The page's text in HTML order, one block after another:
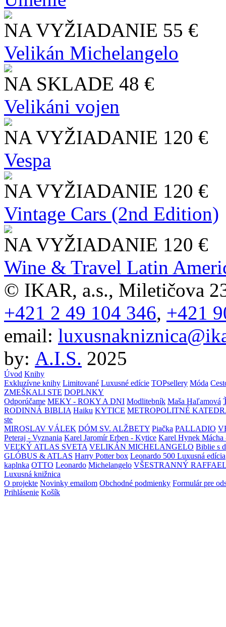
NA VYŽIADANIE 55 €
Velikán Michelangelo
NA SKLADE 48 €
Velikáni vojen
NA VYŽIADANIE 120 €
Vespa
NA VYŽIADANIE 120 €
Vintage Cars (2nd Edition)
NA VYŽIADANIE 120 €
Wine & Travel Latin
© IKAR, a.s., Miletičova
+421 2 49 104 346, +421
email:
by: A.I.S. 2025
Úvod Knihy
Exkluzívne knihy Limitované Luxusné edície TOPsellery Móda
ZMEŠKALI STE DOPLNKY
Odporúčame MEKY - ROKY A DNI Modlitebník Maša Haľamová
RODINNÁ BIBLIA Haiku KYTICE METROPOLITNÉ
ste
MIROSLAV VÁLEK DÓM SV. ALŽBETY Piačka PALLADIO
Peteraj - Vyznania Karel Jaromír Erben - Kytice Karel Hynek Mácha
VEĽKÝ ATLAS SVETA VELIKÁN MICHELANGELO Biblie s
GLÓBUS & ATLAS Harry Potter box Leonardo 500 Luxusná edícia
kaplnka OTTO Leonardo Michelangelo VŠESTRANNÝ
Luxusná knižnica
O projekte Novinky emailom Obchodné podmienky Formulár pre
Prihlásenie Košík